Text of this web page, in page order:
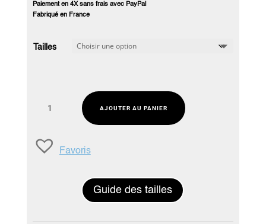
Paiement en 4X sans frais avec PayPal
Fabriqué en France
Tailles
mariage
bleu
AJOUTER AU PANIER
Favoris
Guide des tailles